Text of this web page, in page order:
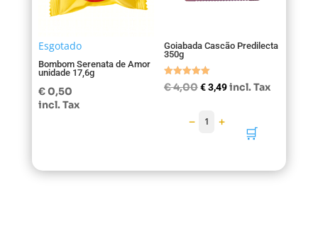
Esgotado
Bombom Serenata de Amor
unidade 17,6g
€0,50
incl. Tax
Goiabada Cascão Predilecta
350g
Avaliação
5.00
€4,00O
era:
€3,49O
€ 3,49.
incl. Tax
− 1 +
🛒